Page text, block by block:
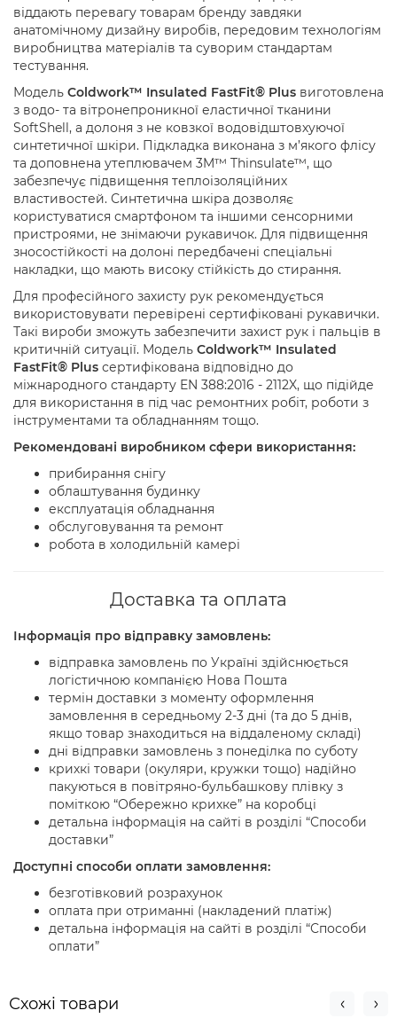
віддають перевагу товарам бренду завдяки
анатомічному дизайну виробів, передовим технологіям
виробництва матеріалів та суворим стандартам
тестування.
Модель Coldwork™ Insulated FastFit® Plus виготовлена
з водо- та вітронепроникної еластичної тканини
SoftShell, а долоня з не ковзкої водовідштовхуючої
синтетичної шкіри. Підкладка виконана з м’якого флісу
та доповнена утеплювачем 3M™ Thinsulate™, що
забезпечує підвищення теплоізоляційних
властивостей. Синтетична шкіра дозволяє
користуватися смартфоном та іншими сенсорними
пристроями, не знімаючи рукавичок. Для підвищення
зносостійкості на долоні передбачені спеціальні
накладки, що мають високу стійкість до стирання.
Для професійного захисту рук рекомендується
використовувати перевірені сертифіковані рукавички.
Такі вироби зможуть забезпечити захист рук і пальців в
критичній ситуації. Модель Coldwork™ Insulated
FastFit® Plus сертифікована відповідно до
міжнародного стандарту EN 388:2016 - 2112X, що підійде
для використання в під час ремонтних робіт, роботи з
інструментами та обладнанням тощо.
Рекомендовані виробником сфери використання:
прибирання снігу
облаштування будинку
експлуатація обладнання
обслуговування та ремонт
робота в холодильній камері
Доставка та оплата
Інформація про відправку замовлень:
відправка замовлень по Україні здійснюється
логістичною компанією Нова Пошта
термін доставки з моменту оформлення
замовлення в середньому 2-3 дні (та до 5 днів,
якщо товар знаходиться на віддаленому складі)
дні відправки замовлень з понеділка по суботу
крихкі товари (окуляри, кружки тощо) надійно
пакуються в повітряно-бульбашкову плівку з
поміткою “Обережно крихке” на коробці
детальна інформація на сайті в розділі “Способи
доставки”
Доступні способи оплати замовлення:
безготівковий розрахунок
оплата при отриманні (накладений платіж)
детальна інформація на сайті в розділі “Способи
оплати”
Схожi товари